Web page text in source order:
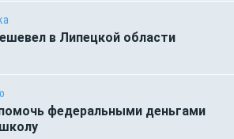
в Липецкой области
федеральными деньгами